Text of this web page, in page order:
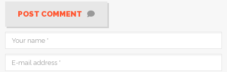
POST COMMENT